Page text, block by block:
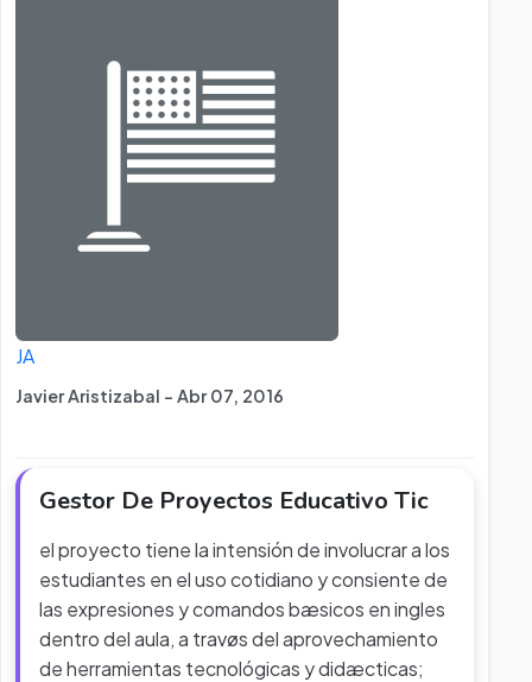
JA
Javier Aristizabal - Abr 07, 2016
Gestor De Proyectos Educativo Tic
el proyecto tiene la intensión de involucrar a los
estudiantes en el uso cotidiano y consiente de
las expresiones y comandos bæsicos en ingles
dentro del aula, a travøs del aprovechamiento
de herramientas tecnológicas y didæcticas;